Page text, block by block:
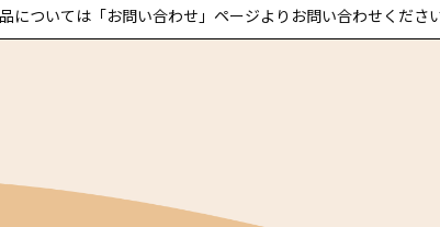
については「お問い合わせ」ページよりお問い合わせくださ